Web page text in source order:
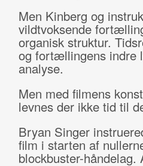
Men Kinberg og
vildtvoksende
organisk struktur.
og fortællingens indre
analyse.
Men med filmens
levnes der ikke tid til
Bryan Singer
film i starten af
blockbuster-